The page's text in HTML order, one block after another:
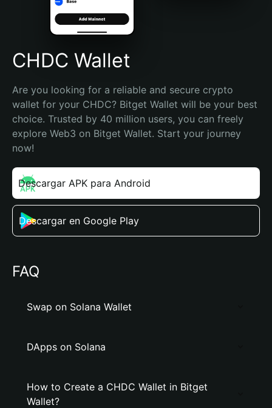
Português (Brasil)
Español (Argentina)
CHDC Wallet
Are you looking for a reliable and secure crypto
wallet for your CHDC? Bitget Wallet will be your best
choice. Trusted by 40 million users, you can freely
explore Web3 on Bitget Wallet. Start your journey
now!
Descargar APK para Android
Descargar en Google Play
FAQ
Swap on Solana Wallet
DApps on Solana
How to Create a CHDC Wallet in Bitget
Wallet?